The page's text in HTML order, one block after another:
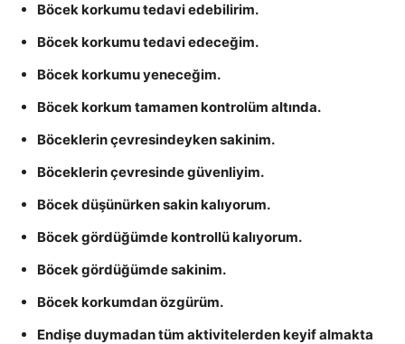
Böcek korkumu tedavi edebilirim.
Böcek korkumu tedavi edeceğim.
Böcek korkumu yeneceğim.
Böcek korkum tamamen kontrolüm altında.
Böceklerin çevresindeyken sakinim.
Böceklerin çevresinde güvenliyim.
Böcek düşünürken sakin kalıyorum.
Böcek gördüğümde kontrollü kalıyorum.
Böcek gördüğümde sakinim.
Böcek korkumdan özgürüm.
Endişe duymadan tüm aktivitelerden keyif almakta